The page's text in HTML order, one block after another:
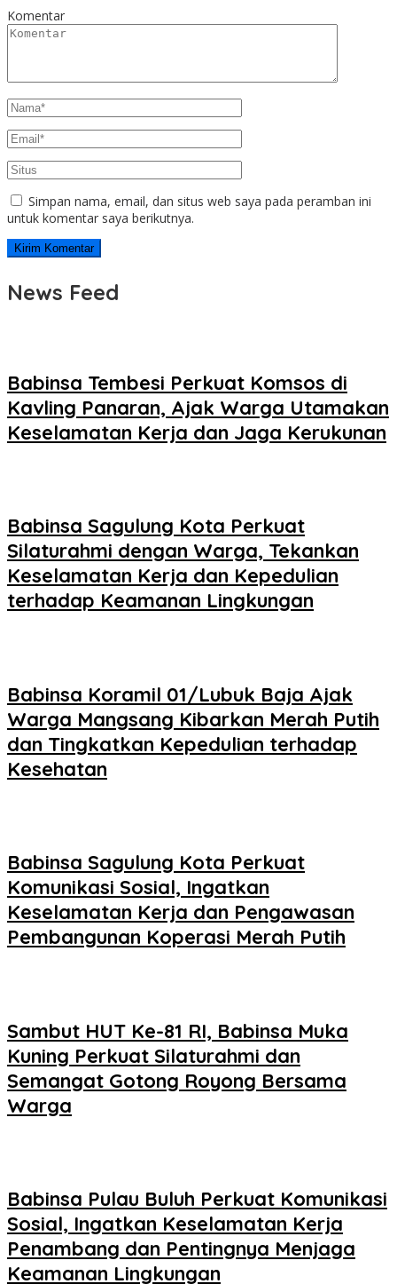
Komentar
Simpan nama, email, dan situs web saya pada peramban ini
untuk komentar saya berikutnya.
News Feed
Babinsa Tembesi Perkuat Komsos di
Kavling Panaran, Ajak Warga Utamakan
Keselamatan Kerja dan Jaga Kerukunan
Babinsa Sagulung Kota Perkuat
Silaturahmi dengan Warga, Tekankan
Keselamatan Kerja dan Kepedulian
terhadap Keamanan Lingkungan
Babinsa Koramil 01/Lubuk Baja Ajak
Warga Mangsang Kibarkan Merah Putih
dan Tingkatkan Kepedulian terhadap
Kesehatan
Babinsa Sagulung Kota Perkuat
Komunikasi Sosial, Ingatkan
Keselamatan Kerja dan Pengawasan
Pembangunan Koperasi Merah Putih
Sambut HUT Ke-81 RI, Babinsa Muka
Kuning Perkuat Silaturahmi dan
Semangat Gotong Royong Bersama
Warga
Babinsa Pulau Buluh Perkuat Komunikasi
Sosial, Ingatkan Keselamatan Kerja
Penambang dan Pentingnya Menjaga
Keamanan Lingkungan